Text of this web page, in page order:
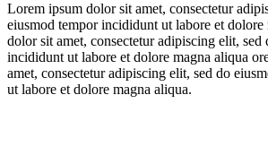
Lorem ipsum dolor sit amet, consectetur
eiusmod tempor incididunt ut labore et dolore
dolor sit amet, consectetur adipiscing elit, sed
incididunt ut labore et dolore magna aliqua
amet, consectetur adipiscing elit, sed do
ut labore et dolore magna aliqua.